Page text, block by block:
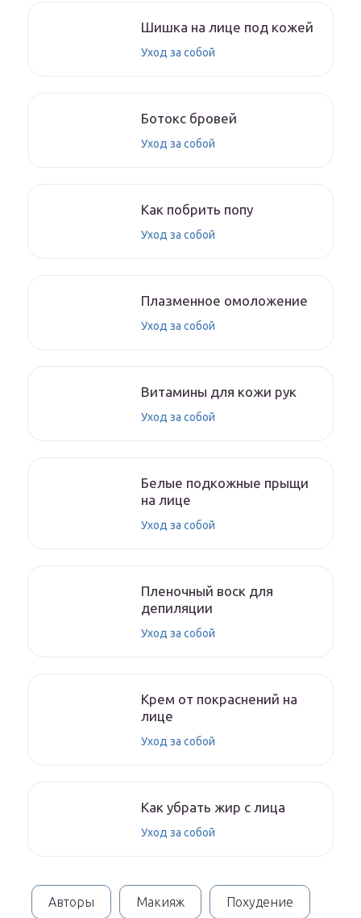
Шишка на лице под кожей
Уход за собой
Ботокс бровей
Уход за собой
Как побрить попу
Уход за собой
Плазменное омоложение
Уход за собой
Витамины для кожи рук
Уход за собой
Белые подкожные прыщи
на лице
Уход за собой
Пленочный воск для
депиляции
Уход за собой
Крем от покраснений на
лице
Уход за собой
Как убрать жир с лица
Уход за собой
Авторы Макияж Похудение